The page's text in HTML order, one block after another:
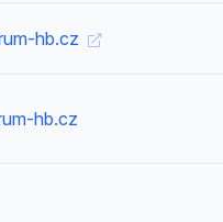
hb.cz
hb.cz